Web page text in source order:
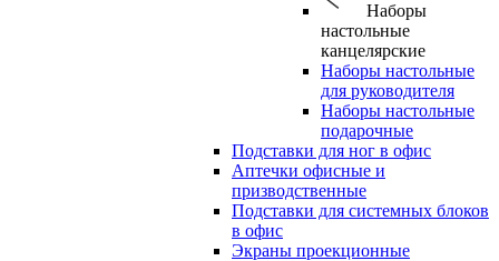
Наборы
настольные
канцелярские
Наборы настольные
для руководителя
Наборы настольные
подарочные
Подставки для ног в офис
Аптечки офисные и
призводственные
Подставки для системных блоков
в офис
Экраны проекционные